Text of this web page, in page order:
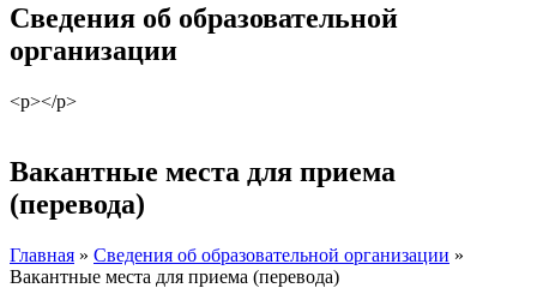
Сведения об образовательной
организации
<p></p>
Вакантные места для приема
(перевода)
Главная » Сведения об образовательной организации »
Вакантные места для приема (перевода)